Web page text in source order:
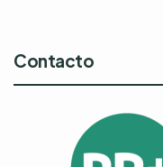
Contacto